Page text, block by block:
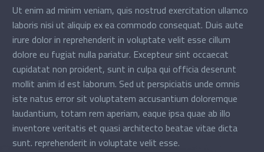
Ut enim ad minim veniam, quis nostrud exercitation ullamco
laboris nisi ut aliquip ex ea commodo consequat. Duis aute
irure dolor in reprehenderit in voluptate velit esse cillum
dolore eu fugiat nulla pariatur. Excepteur sint occaecat
cupidatat non proident, sunt in culpa qui officia deserunt
mollit anim id est laborum. Sed ut perspiciatis unde omnis
iste natus error sit voluptatem accusantium doloremque
laudantium, totam rem aperiam, eaque ipsa quae ab illo
inventore veritatis et quasi architecto beatae vitae dicta
sunt. reprehenderit in voluptate velit esse.